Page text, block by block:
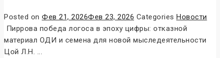
Posted on Фев 21, 2026Фев 23, 2026 Categories Новости
Пиррова победа логоса в эпоху цифры: отказной
материал ОДИ и семена для новой мыследеятельности
Цой Л.Н. ...